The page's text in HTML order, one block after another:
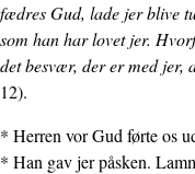
fædres Gud, lade jer blive
som han har lovet jer.
det besvær, der er med jer,
12).
* Herren vor Gud førte os
* Han gav jer påsken.